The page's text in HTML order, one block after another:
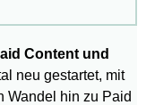
Content und
neu gestartet, mit
Wandel hin zu Paid